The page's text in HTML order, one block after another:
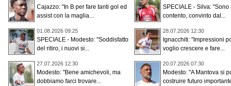
Cajazzo: "In B per fare tanti gol ed
assist con la maglia...
SPECIALE - Silva: "Sono
contento, convinto dal...
01.08.2026 09:25
SPECIALE - Modesto: "Soddisfatto
del ritiro, i nuovi si...
28.07.2026 12:30
Ignacchiti: "Impressioni
voglio crescere e fare...
27.07.2026 12:30
Modesto: "Bene amichevoli, ma
dobbiamo farci trovare...
20.07.2026 07:30
Modesto: "A Mantova si
costruire futuro